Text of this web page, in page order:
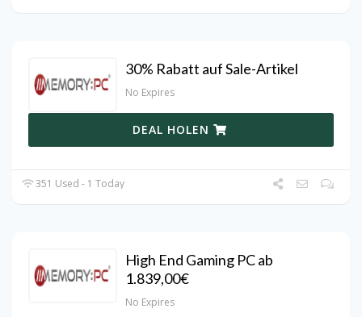
30% Rabatt auf Sale-Artikel
No Expires
DEAL HOLEN
351 Used - 1 Today
High End Gaming PC ab
1.839,00€
No Expires